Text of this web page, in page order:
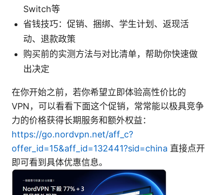
Switch等
省钱技巧：促销、捆绑、学生计划、返现活
动、退款政策
购买前的实测方法与对比清单，帮助你快速做
出决定
在你开始之前，若你希望立即体验高性价比的
VPN，可以看看下面这个促销，常常能以极具竞争
力的价格获得长期服务和额外权益：
https://go.nordvpn.net/aff_c?
offer_id=15&aff_id=132441?sid=china 直接点开
即可看到具体优惠信息。